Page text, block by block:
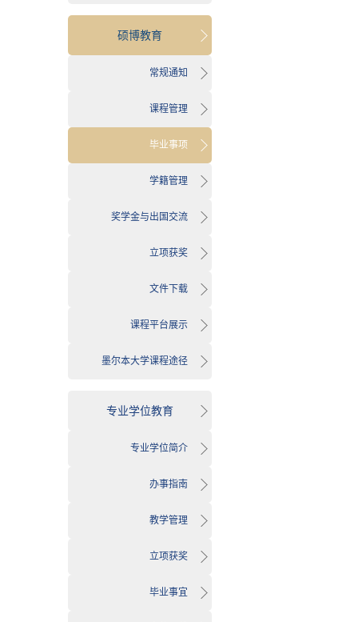
硕博教育
常规通知
课程管理
毕业事项
学籍管理
奖学金与出国交流
立项获奖
文件下载
课程平台展示
墨尔本大学课程途径
专业学位教育
专业学位简介
办事指南
教学管理
立项获奖
毕业事宜